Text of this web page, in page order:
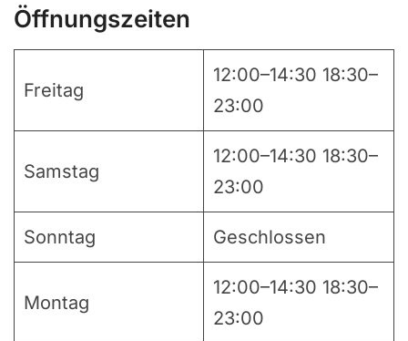
Öffnungszeiten
Freitag
12:00–14:30 18:30–
23:00
Samstag
12:00–14:30 18:30–
23:00
Sonntag Geschlossen
Montag
12:00–14:30 18:30–
23:00